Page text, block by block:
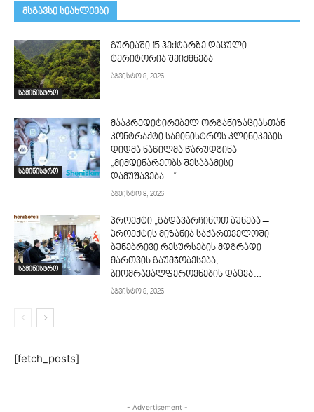
მსგავსი სიახლეები
სამინისტრო
გურიაში 15 ჰექტარზე დაცული
ტერიტორია შეიქმნება
აგვისტო 8, 2026
სამინისტრო
მააკრედიტირებელ ორგანიზაციასთან
კონტრაქტი სამინისტროს კლინიკების
დიდმა ნაწილმა წარუდგინა –
„მიმდინარეობს შესაბამისი
დამუშავება…“
აგვისტო 8, 2026
სამინისტრო
პროექტი „გადავარჩინოთ ბუნება –
პროექტის მიზანია საქართველოში
ბუნებრივი რესურსების მდგრადი
მართვის გაუმჯობესება,
ბიომრავალფეროვნების დაცვა…
აგვისტო 8, 2026
[fetch_posts]
- Advertisement -